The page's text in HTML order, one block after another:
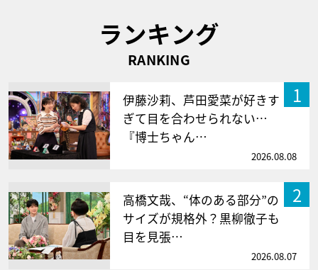
ランキング
RANKING
1
伊藤沙莉、芦田愛菜が好きす
ぎて目を合わせられない…
『博士ちゃん…
2026.08.08
2
高橋文哉、“体のある部分”の
サイズが規格外？黒柳徹子も
目を見張…
2026.08.07